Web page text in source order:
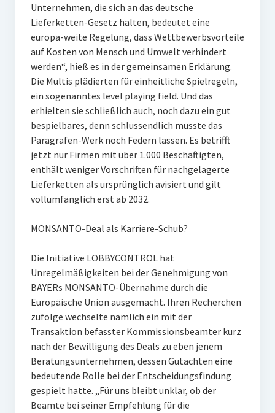
Unternehmen, die sich an das deutsche
Lieferketten-Gesetz halten, bedeutet eine
europa-weite Regelung, dass Wettbewerbsvorteile
auf Kosten von Mensch und Umwelt verhindert
werden“, hieß es in der gemeinsamen Erklärung.
Die Multis plädierten für einheitliche Spielregeln,
ein sogenanntes level playing field. Und das
erhielten sie schließlich auch, noch dazu ein gut
bespielbares, denn schlussendlich musste das
Paragrafen-Werk noch Federn lassen. Es betrifft
jetzt nur Firmen mit über 1.000 Beschäftigten,
enthält weniger Vorschriften für nachgelagerte
Lieferketten als ursprünglich avisiert und gilt
vollumfänglich erst ab 2032.
MONSANTO-Deal als Karriere-Schub?
Die Initiative LOBBYCONTROL hat
Unregelmäßigkeiten bei der Genehmigung von
BAYERs MONSANTO-Übernahme durch die
Europäische Union ausgemacht. Ihren Recherchen
zufolge wechselte nämlich ein mit der
Transaktion befasster Kommissionsbeamter kurz
nach der Bewilligung des Deals zu eben jenem
Beratungsunternehmen, dessen Gutachten eine
bedeutende Rolle bei der Entscheidungsfindung
gespielt hatte. „Für uns bleibt unklar, ob der
Beamte bei seiner Empfehlung für die